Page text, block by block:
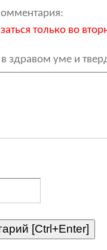
только во
в здравом уме и